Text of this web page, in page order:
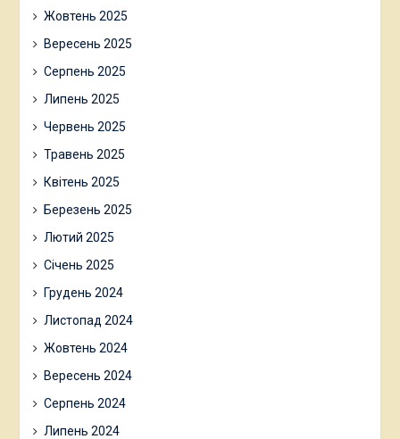
Жовтень 2025
Вересень 2025
Серпень 2025
Липень 2025
Червень 2025
Травень 2025
Квітень 2025
Березень 2025
Лютий 2025
Січень 2025
Грудень 2024
Листопад 2024
Жовтень 2024
Вересень 2024
Серпень 2024
Липень 2024